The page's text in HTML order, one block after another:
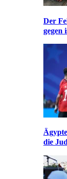
Der
gegen
die